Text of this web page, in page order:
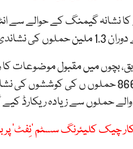
نشانہ گیمنگ کے حوالے سے
لاکھ ، 64 ہزار 866 حملوں ں کی
والے حملوں سے زیادہ ریکارڈ
چیک کلیئرنگ سسٹم ‘نِفٹ’ پر